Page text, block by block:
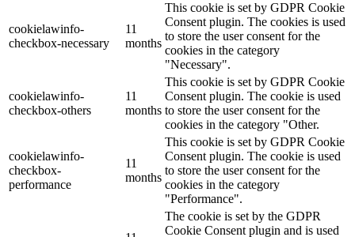
cookielawinfo-
checkbox-necessary
11
months
This cookie is set by GDPR Cookie
Consent plugin. The cookies is used
to store the user consent for the
cookies in the category
"Necessary".
cookielawinfo-
checkbox-others
11
months
This cookie is set by GDPR Cookie
Consent plugin. The cookie is used
to store the user consent for the
cookies in the category "Other.
cookielawinfo-
checkbox-
performance
11
months
This cookie is set by GDPR Cookie
Consent plugin. The cookie is used
to store the user consent for the
cookies in the category
"Performance".
The cookie is set by the GDPR
Cookie Consent plugin and is used